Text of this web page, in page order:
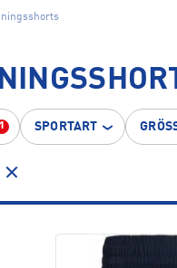
1 SPORTART